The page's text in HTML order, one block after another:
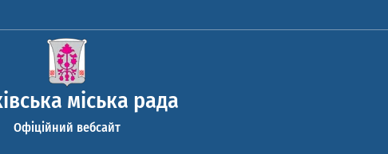
міська рада
Офіційний вебсайт